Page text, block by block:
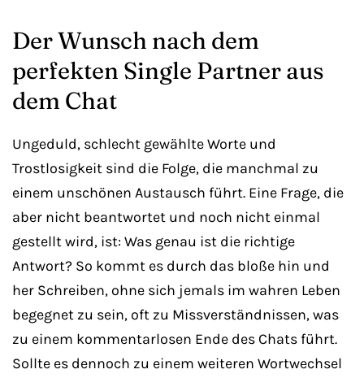
Der Wunsch nach dem
perfekten Single Partner aus
dem Chat
Ungeduld, schlecht gewählte Worte und
Trostlosigkeit sind die Folge, die manchmal zu
einem unschönen Austausch führt. Eine Frage, die
aber nicht beantwortet und noch nicht einmal
gestellt wird, ist: Was genau ist die richtige
Antwort? So kommt es durch das bloße hin und
her Schreiben, ohne sich jemals im wahren Leben
begegnet zu sein, oft zu Missverständnissen, was
zu einem kommentarlosen Ende des Chats führt.
Sollte es dennoch zu einem weiteren Wortwechsel